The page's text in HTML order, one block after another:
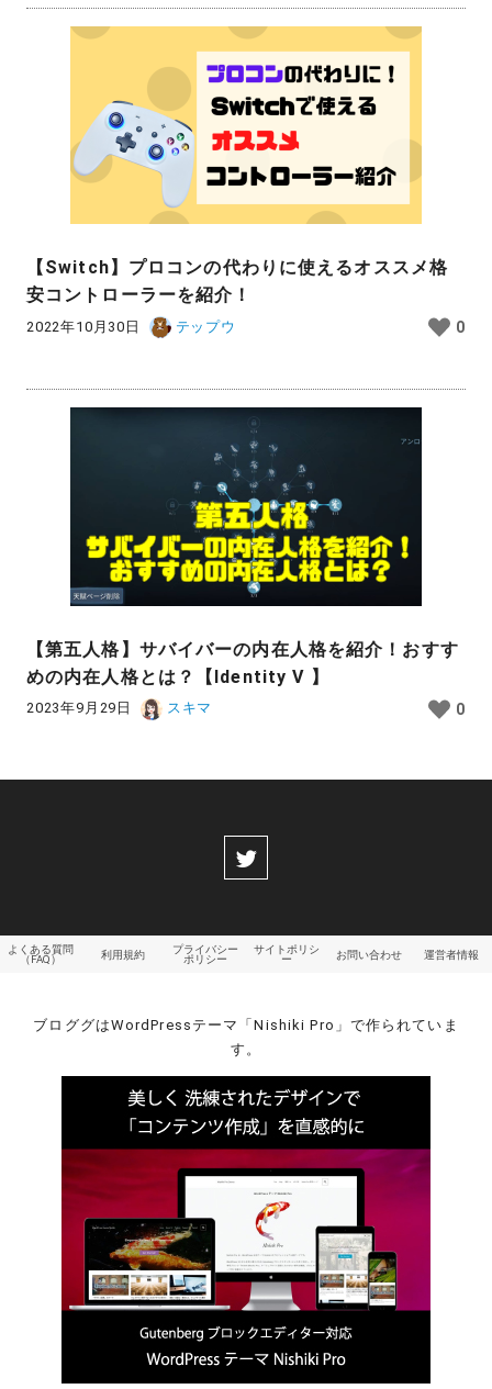
【Switch】プロコンの代わりに使えるオススメ格
安コントローラーを紹介！
2022年10月30日 テップウ 0
【第五人格】サバイバーの内在人格を紹介！おすす
めの内在人格とは？【Identity V 】
2023年9月29日 スキマ 0
よくある質問
（FAQ）
利用規約
プライバシー
ポリシー
サイトポリシ
ー
お問い合わせ 運営者情報
ブロググはWordPressテーマ「Nishiki Pro」で作られていま
す。